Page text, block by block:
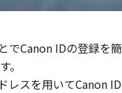
Canon IDの登録を簡
。
スを用いてCanon ID